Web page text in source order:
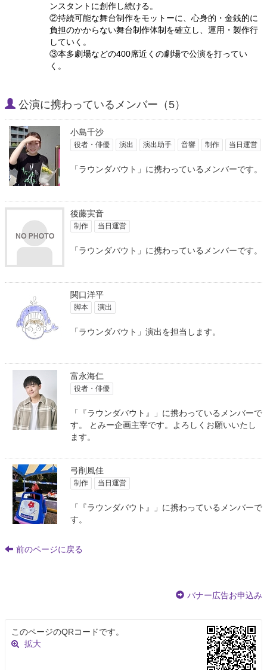
ンスタントに創作し続ける。
②持続可能な舞台制作をモットーに、心身的・金銭的に
負担のかからない舞台制作体制を確立し、運用・製作行
していく。
③本多劇場などの400席近くの劇場で公演を打ってい
く。
公演に携わっているメンバー（5）
小島千沙
役者・俳優 演出 演出助手 音響 制作 当日運営
「ラウンダバウト」に携わっているメンバーです。
後藤実音
制作 当日運営
「ラウンダバウト」に携わっているメンバーです。
関口洋平
脚本 演出
「ラウンダバウト」演出を担当します。
富永海仁
役者・俳優
「『ラウンダバウト』」に携わっているメンバーで
す。 とみー企画主宰です。よろしくお願いいたし
ます。
弓削風佳
制作 当日運営
「『ラウンダバウト』」に携わっているメンバーで
す。
前のページに戻る
バナー広告お申込み
このページのQRコードです。
拡大